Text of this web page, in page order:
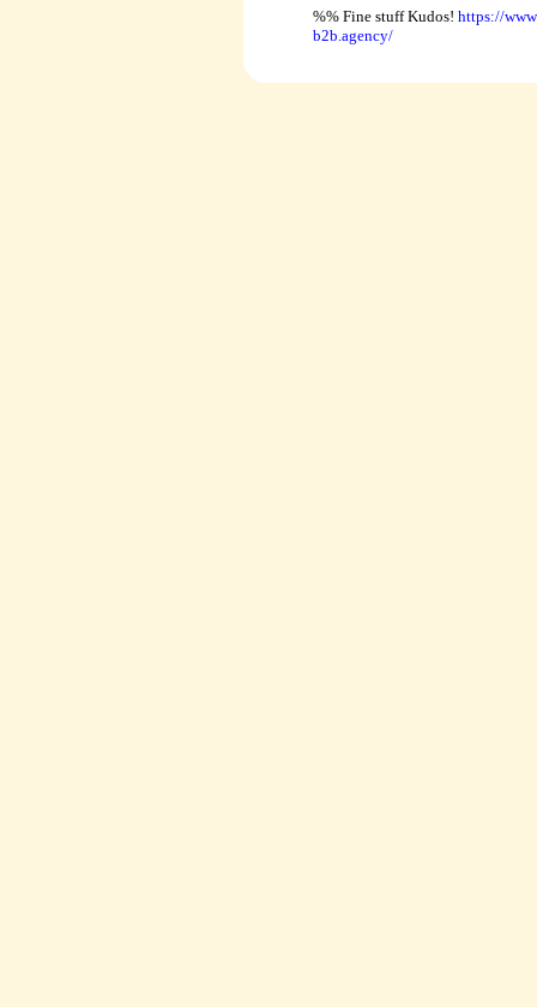
%% Fine stuff Kudos! https://
b2b.agency/